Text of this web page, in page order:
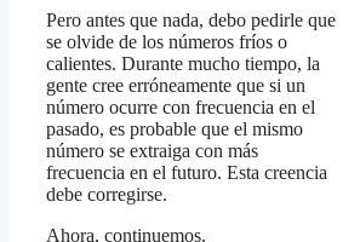
Pero antes que nada, debo pedirle que
se olvide de los números fríos o
calientes. Durante mucho tiempo, la
gente cree erróneamente que si un
número ocurre con frecuencia en el
pasado, es probable que el mismo
número se extraiga con más
frecuencia en el futuro. Esta creencia
debe corregirse.
Ahora, continuemos.